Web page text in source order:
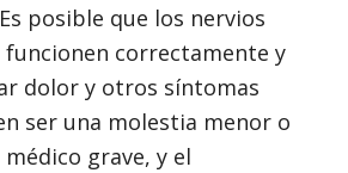
posible que los nervios
funcionen correctamente y
dolor y otros síntomas
ser una molestia menor o
grave, y el